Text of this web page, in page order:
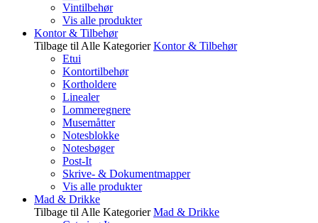
Vintilbehør
Vis alle produkter
Kontor & Tilbehør
Tilbage til Alle Kategorier Kontor & Tilbehør
Etui
Kontortilbehør
Kortholdere
Linealer
Lommeregnere
Musemåtter
Notesblokke
Notesbøger
Post-It
Skrive- & Dokumentmapper
Vis alle produkter
Mad & Drikke
Tilbage til Alle Kategorier Mad & Drikke